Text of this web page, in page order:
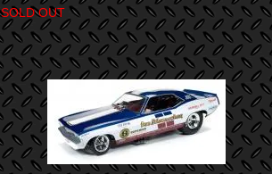
SOLD OUT